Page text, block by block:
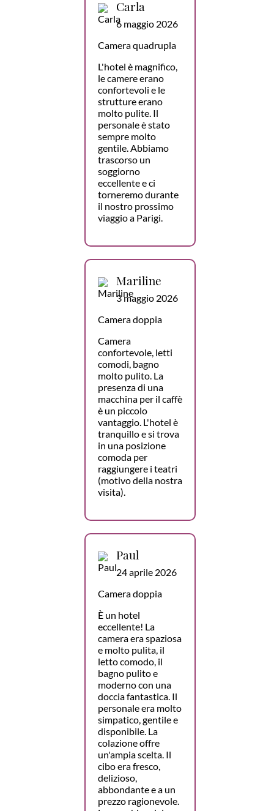
Carla
6 maggio 2026
Camera quadrupla
L'hotel è magnifico,
le camere erano
confortevoli e le
strutture erano
molto pulite. Il
personale è stato
sempre molto
gentile. Abbiamo
trascorso un
soggiorno
eccellente e ci
torneremo durante
il nostro prossimo
viaggio a Parigi.
Mariline
3 maggio 2026
Camera doppia
Camera
confortevole, letti
comodi, bagno
molto pulito. La
presenza di una
macchina per il caffè
è un piccolo
vantaggio. L'hotel è
tranquillo e si trova
in una posizione
comoda per
raggiungere i teatri
(motivo della nostra
visita).
Paul
24 aprile 2026
Camera doppia
È un hotel
eccellente! La
camera era spaziosa
e molto pulita, il
letto comodo, il
bagno pulito e
moderno con una
doccia fantastica. Il
personale era molto
simpatico, gentile e
disponibile. La
colazione offre
un'ampia scelta. Il
cibo era fresco,
delizioso,
abbondante e a un
prezzo ragionevole.